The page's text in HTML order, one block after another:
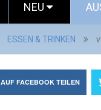
NEU
ESSEN & TRINKEN
AUF FACEBOOK TEILEN